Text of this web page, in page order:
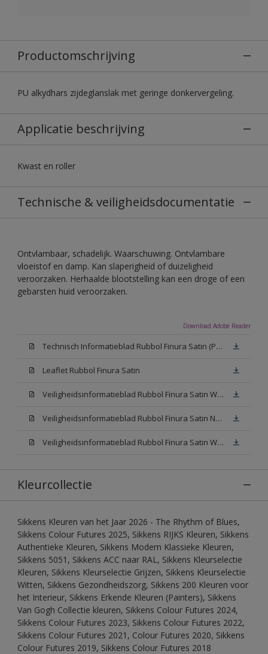
Productomschrijving
PU alkydhars zijdeglanslak met geringe donkervergeling.
Applicatie beschrijving
Kwast en roller
Technische & veiligheidsdocumentatie
Ontvlambaar, schadelijk. Waarschuwing. Ontvlambare
vloeistof en damp. Kan slaperigheid of duizeligheid
veroorzaken. Herhaalde blootstelling kan een droge of een
gebarsten huid veroorzaken.
Download Adobe Reader
Technisch Informatieblad Rubbol Finura Satin (PDF)
Leaflet Rubbol Finura Satin
Veiligheidsinformatieblad Rubbol Finura Satin W05 (MSDS)
Veiligheidsinformatieblad Rubbol Finura Satin N00 (MSDS)
Veiligheidsinformatieblad Rubbol Finura Satin White (MSDS)
Kleurcollectie
Sikkens Kleuren van het Jaar 2026 - The Rhythm of Blues,
Sikkens Colour Futures 2025, Sikkens RIJKS Kleuren, Sikkens
Authentieke Kleuren, Sikkens Modern Klassieke Kleuren,
Sikkens 5051, Sikkens ACC naar RAL, Sikkens Kleurselectie
Kleuren, Sikkens Kleurselectie Grijzen, Sikkens Kleurselectie
Witten, Sikkens Gezondheidszorg, Sikkens 200 Kleuren voor
het Interieur, Sikkens Erkende Kleuren (Painters), Sikkens
Van Gogh Collectie kleuren, Sikkens Colour Futures 2024,
Sikkens Colour Futures 2023, Sikkens Colour Futures 2022,
Sikkens Colour Futures 2021, Colour Futures 2020, Sikkens
Colour Futures 2019, Sikkens Colour Futures 2018